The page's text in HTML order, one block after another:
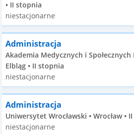
• II stopnia
niestacjonarne
Administracja
Akademia Medycznych i
Elbląg • II stopnia
niestacjonarne
Administracja
Uniwersytet Wrocławski • Wrocław •
niestacjonarne